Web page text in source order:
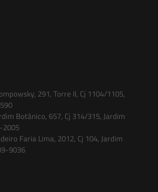
291, Torre II, Cj 1104/1105,
Botânico, 657, Cj 314/315, Jardim
2005
Faria Lima, 2012, Cj 104, Jardim
9036